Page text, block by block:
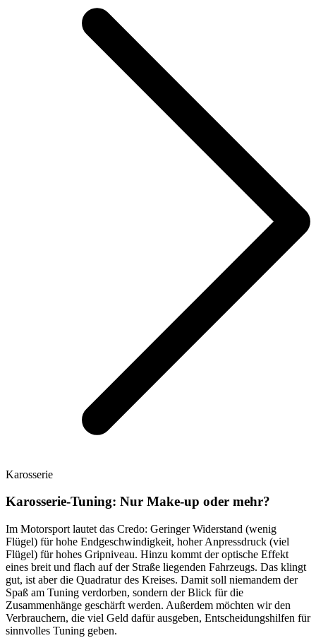
Karosserie
Karosserie-Tuning: Nur Make-up oder mehr?
Im Motorsport lautet das Credo: Geringer Widerstand (wenig
Flügel) für hohe Endgeschwindigkeit, hoher Anpressdruck (viel
Flügel) für hohes Gripniveau. Hinzu kommt der optische Effekt
eines breit und flach auf der Straße liegenden Fahrzeugs. Das klingt
gut, ist aber die Quadratur des Kreises. Damit soll niemandem der
Spaß am Tuning verdorben, sondern der Blick für die
Zusammenhänge geschärft werden. Außerdem möchten wir den
Verbrauchern, die viel Geld dafür ausgeben, Entscheidungshilfen für
sinnvolles Tuning geben.